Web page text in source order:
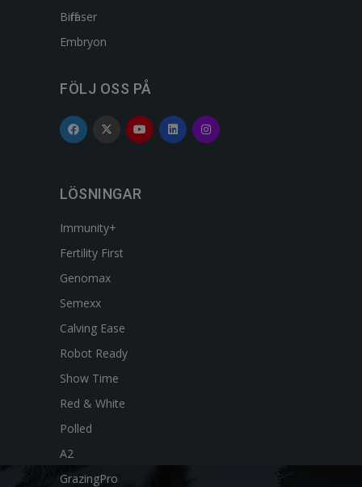
Biffraser
Embryon
FÖLJ OSS PÅ
LÖSNINGAR
Immunity+
Fertility First
Genomax
Semexx
Calving Ease
Robot Ready
Show Time
Red & White
Polled
A2
GrazingPro